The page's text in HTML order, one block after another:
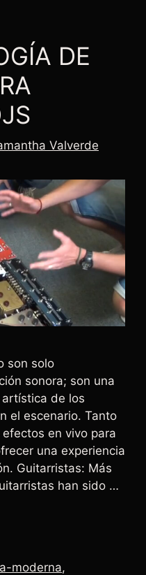
DE
Valverde
son solo
sonora; son una
de los
el escenario. Tanto
en vivo para
una experiencia
Guitarristas: Más
han sido …
moderna,